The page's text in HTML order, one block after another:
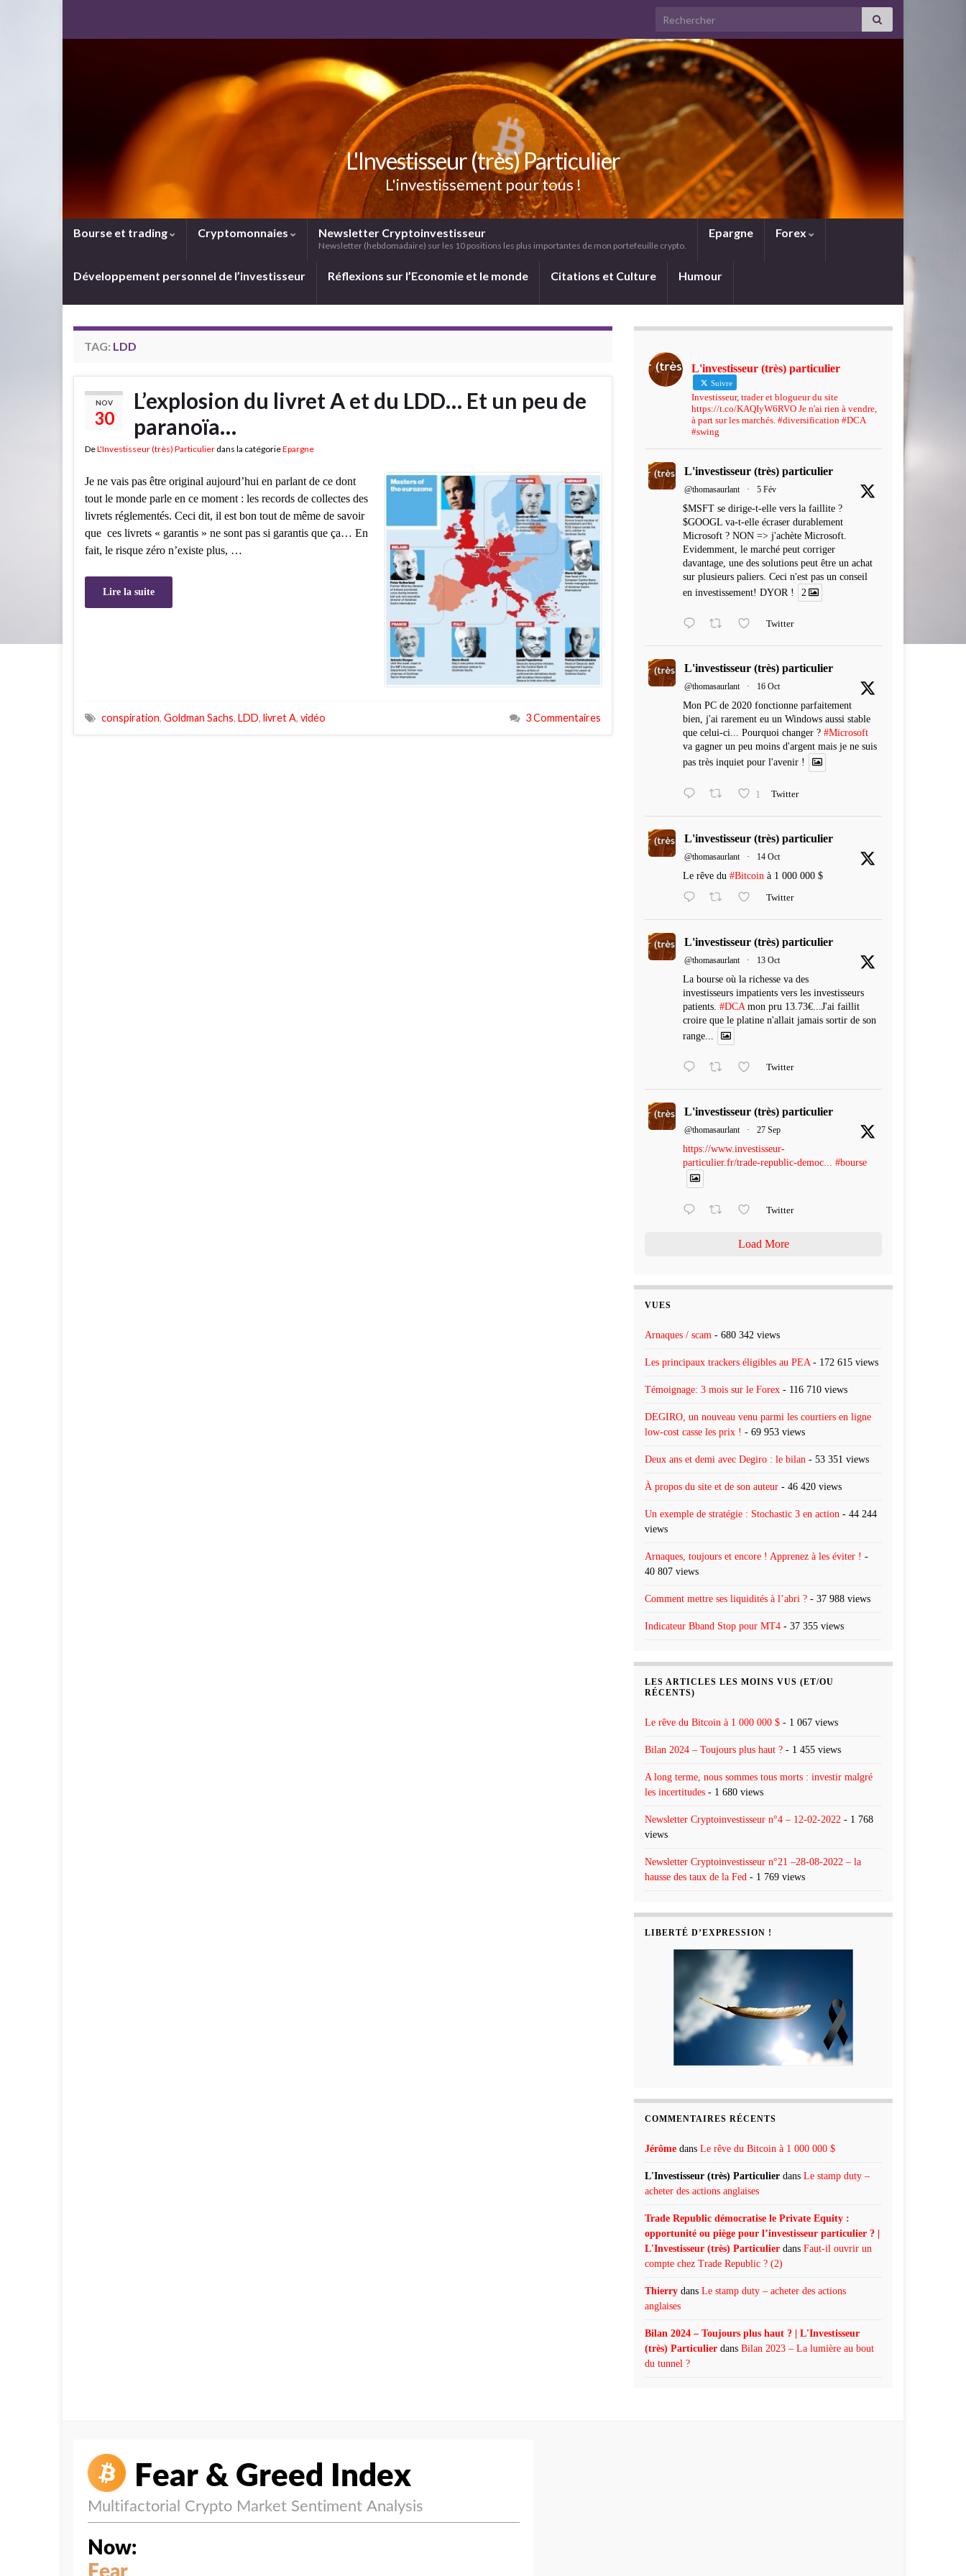
Search for:
L'Investisseur (très) Particulier
L'investissement pour tous !
Bourse et trading Cryptomonnaies Newsletter Cryptoinvestisseur
Newsletter (hebdomadaire) sur les 10 positions les plus importantes de mon portefeuille crypto.
Epargne Forex
Développement personnel de l’investisseur Réflexions sur l’Economie et le monde Citations et Culture Humour
TAG: LDD
NOV
30
L’explosion du livret A et du LDD… Et un peu de
paranoïa…
DeL'Investisseur (très) Particulier dans la catégorieEpargne
Je ne vais pas être original aujourd’hui en parlant de ce dont
tout le monde parle en ce moment : les records de collectes des
livrets réglementés. Ceci dit, il est bon tout de même de savoir
que ces livrets « garantis » ne sont pas si garantis que ça… En
fait, le risque zéro n’existe plus, …
Lire la suite
conspiration, Goldman Sachs, LDD, livret A, vidéo 3 Commentaires
L'investisseur (très) particulier
Suivre
Investisseur, trader et blogueur du site
https://t.co/KAQIyW6RVO Je n'ai rien à vendre,
à part sur les marchés. #diversification #DCA
#swing
L'investisseur (très) particulier
@thomasaurlant · 5 Fév
$MSFT se dirige-t-elle vers la faillite ?
$GOOGL va-t-elle écraser durablement
Microsoft ? NON => j'achète Microsoft.
Evidemment, le marché peut corriger
davantage, une des solutions peut être un achat
sur plusieurs paliers. Ceci n'est pas un conseil
en investissement! DYOR !
2
Twitter
L'investisseur (très) particulier
@thomasaurlant · 16 Oct
Mon PC de 2020 fonctionne parfaitement
bien, j'ai rarement eu un Windows aussi stable
que celui-ci... Pourquoi changer ? #Microsoft
va gagner un peu moins d'argent mais je ne suis
pas très inquiet pour l'avenir !
1 Twitter
L'investisseur (très) particulier
@thomasaurlant · 14 Oct
Le rêve du #Bitcoin à 1 000 000 $
Twitter
L'investisseur (très) particulier
@thomasaurlant · 13 Oct
La bourse où la richesse va des
investisseurs impatients vers les investisseurs
patients. #DCAmon pru 13.73€...J'ai faillit
croire que le platine n'allait jamais sortir de son
range...
Twitter
L'investisseur (très) particulier
@thomasaurlant · 27 Sep
https://www.investisseur-
particulier.fr/trade-republic-democ... #bourse
Twitter
Load More
VUES
Arnaques / scam - 680 342 views
Les principaux trackers éligibles au PEA - 172 615 views
Témoignage: 3 mois sur le Forex - 116 710 views
DEGIRO, un nouveau venu parmi les courtiers en ligne
low-cost casse les prix ! - 69 953 views
Deux ans et demi avec Degiro : le bilan - 53 351 views
À propos du site et de son auteur - 46 420 views
Un exemple de stratégie : Stochastic 3 en action - 44 244
views
Arnaques, toujours et encore ! Apprenez à les éviter ! -
40 807 views
Comment mettre ses liquidités à l’abri ? - 37 988 views
Indicateur Bband Stop pour MT4 - 37 355 views
LES ARTICLES LES MOINS VUS (ET/OU
RÉCENTS)
Le rêve du Bitcoin à 1 000 000 $ - 1 067 views
Bilan 2024 – Toujours plus haut ? - 1 455 views
A long terme, nous sommes tous morts : investir malgré
les incertitudes - 1 680 views
Newsletter Cryptoinvestisseur n°4 – 12-02-2022 - 1 768
views
Newsletter Cryptoinvestisseur n°21 –28-08-2022 – la
hausse des taux de la Fed - 1 769 views
LIBERTÉ D’EXPRESSION !
COMMENTAIRES RÉCENTS
Jérôme dans Le rêve du Bitcoin à 1 000 000 $
L'Investisseur (très) Particulier dans Le stamp duty –
acheter des actions anglaises
Trade Republic démocratise le Private Equity :
opportunité ou piège pour l’investisseur particulier ? |
L'Investisseur (très) Particulier dans Faut-il ouvrir un
compte chez Trade Republic ? (2)
Thierry dans Le stamp duty – acheter des actions
anglaises
Bilan 2024 – Toujours plus haut ? | L'Investisseur
(très) Particulier dans Bilan 2023 – La lumière au bout
du tunnel ?